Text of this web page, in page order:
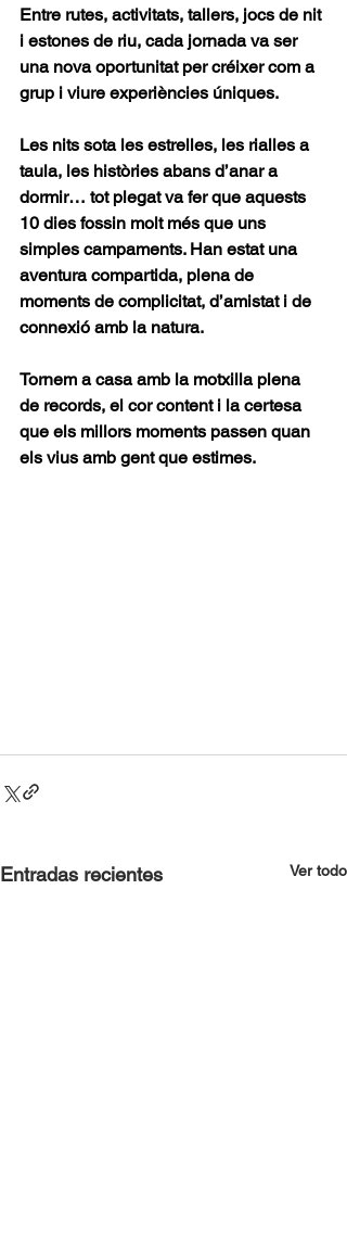
Entre rutes, activitats, tallers, jocs de nit
i estones de riu, cada jornada va ser
una nova oportunitat per créixer com a
grup i viure experiències úniques.
Les nits sota les estrelles, les rialles a
taula, les històries abans d’anar a
dormir… tot plegat va fer que aquests
10 dies fossin molt més que uns
simples campaments. Han estat una
aventura compartida, plena de
moments de complicitat, d’amistat i de
connexió amb la natura.
Tornem a casa amb la motxilla plena
de records, el cor content i la certesa
que els millors moments passen quan
els vius amb gent que estimes.
Entradas recientes Ver todo